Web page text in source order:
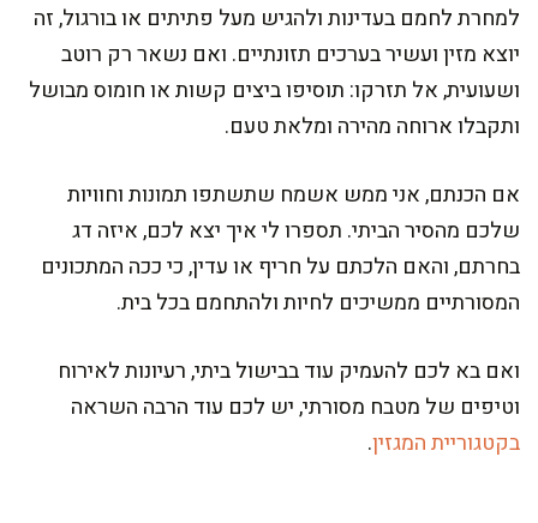
למחרת לחמם בעדינות ולהגיש מעל פתיתים או בורגול, זה
יוצא מזין ועשיר בערכים תזונתיים. ואם נשאר רק רוטב
ושעועית, אל תזרקו: תוסיפו ביצים קשות או חומוס מבושל
ותקבלו ארוחה מהירה ומלאת טעם.
אם הכנתם, אני ממש אשמח שתשתפו תמונות וחוויות
שלכם מהסיר הביתי. תספרו לי איך יצא לכם, איזה דג
בחרתם, והאם הלכתם על חריף או עדין, כי ככה המתכונים
המסורתיים ממשיכים לחיות ולהתחמם בכל בית.
ואם בא לכם להעמיק עוד בבישול ביתי, רעיונות לאירוח
וטיפים של מטבח מסורתי, יש לכם עוד הרבה השראה
בקטגוריית המגזין.